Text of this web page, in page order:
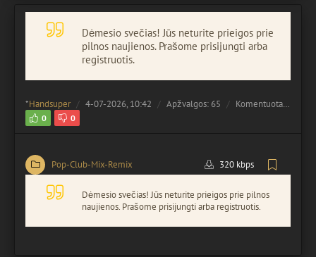
Dėmesio svečias! Jūs neturite prieigos prie
pilnos naujienos. Prašome prisijungti arba
registruotis.
*Handsuper 4-07-2026, 10:42 Apžvalgos: 65 Komentuota: 0
0 0
Pop-Club-Mix-Remix 320 kbps
Dėmesio svečias! Jūs neturite prieigos prie pilnos
naujienos. Prašome prisijungti arba registruotis.